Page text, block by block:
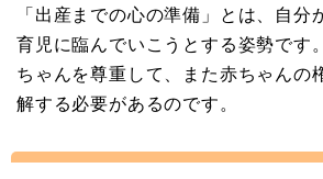
「出産までの心の準備」とは、自分
育児に臨んでいこうとする姿勢です
ちゃんを尊重して、また赤ちゃんの
解する必要があるのです。